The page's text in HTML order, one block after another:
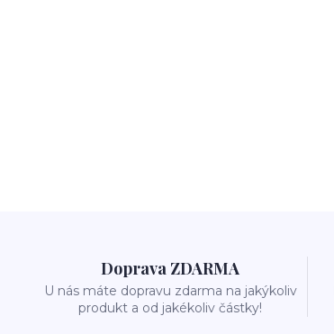
Doprava ZDARMA
U nás máte dopravu zdarma na jakýkoliv
produkt a od jakékoliv částky!